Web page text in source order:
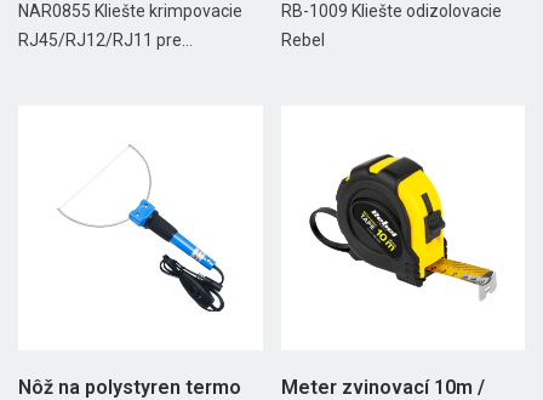
NAR0855 Kliešte krimpovacie
RJ45/RJ12/RJ11 pre...
RB-1009 Kliešte odizolovacie
Rebel
Nôž na polystyren termo
Meter zvinovací 10m /